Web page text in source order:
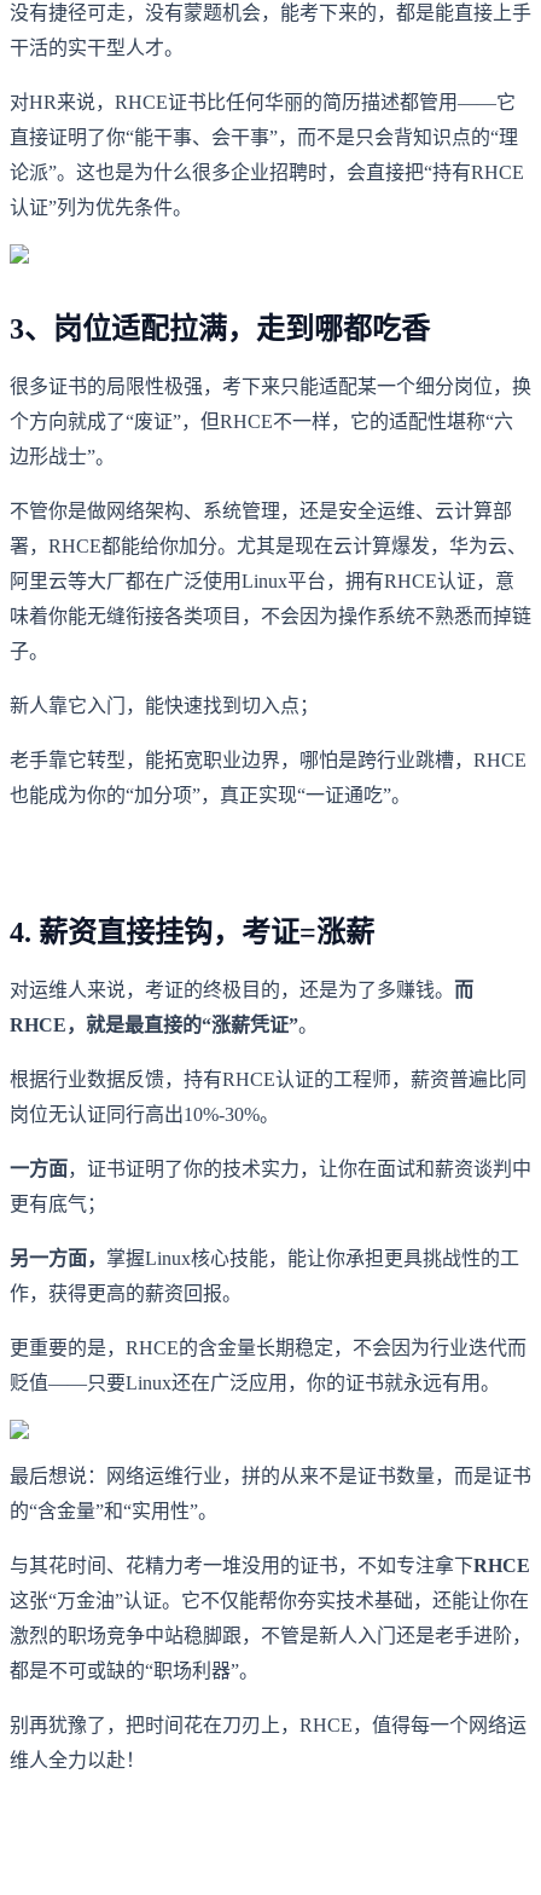
没有捷径可走，没有蒙题机会，能考下来的，都是能直接上手
干活的实干型人才。
对HR来说，RHCE证书比任何华丽的简历描述都管用——它
直接证明了你“能干事、会干事”，而不是只会背知识点的“理
论派”。这也是为什么很多企业招聘时，会直接把“持有RHCE
认证”列为优先条件。
3、岗位适配拉满，走到哪都吃香
很多证书的局限性极强，考下来只能适配某一个细分岗位，换
个方向就成了“废证”，但RHCE不一样，它的适配性堪称“六
边形战士”。
不管你是做网络架构、系统管理，还是安全运维、云计算部
署，RHCE都能给你加分。尤其是现在云计算爆发，华为云、
阿里云等大厂都在广泛使用Linux平台，拥有RHCE认证，意
味着你能无缝衔接各类项目，不会因为操作系统不熟悉而掉链
子。
新人靠它入门，能快速找到切入点；
老手靠它转型，能拓宽职业边界，哪怕是跨行业跳槽，RHCE
也能成为你的“加分项”，真正实现“一证通吃”。
4. 薪资直接挂钩，考证=涨薪
对运维人来说，考证的终极目的，还是为了多赚钱。 而
RHCE，就是最直接的“涨薪凭证”。
根据行业数据反馈，持有RHCE认证的工程师，薪资普遍比同
岗位无认证同行高出10%-30%。
一方面，证书证明了你的技术实力，让你在面试和薪资谈判中
更有底气；
另一方面， 掌握Linux核心技能，能让你承担更具挑战性的工
作，获得更高的薪资回报。
更重要的是，RHCE的含金量长期稳定，不会因为行业迭代而
贬值——只要Linux还在广泛应用，你的证书就永远有用。
最后想说：网络运维行业，拼的从来不是证书数量，而是证书
的“含金量”和“实用性”。
与其花时间、花精力考一堆没用的证书，不如专注拿下RHCE
这张“万金油”认证。它不仅能帮你夯实技术基础，还能让你在
激烈的职场竞争中站稳脚跟，不管是新人入门还是老手进阶，
都是不可或缺的“职场利器”。
别再犹豫了，把时间花在刀刃上，RHCE，值得每一个网络运
维人全力以赴！